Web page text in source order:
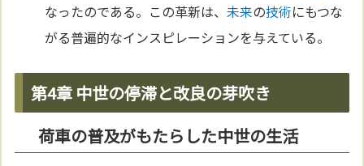
なったのである。この革新は、未来の技術にもつな
がる普遍的なインスピレーションを与えている。
第4章 中世の停滞と改良の芽吹き
荷車の普及がもたらした中世の生活